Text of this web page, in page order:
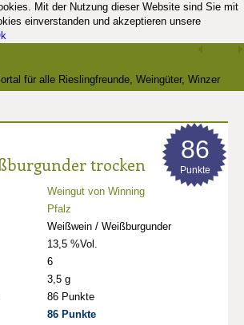
Mit der Nutzung dieser Website sind Sie mit
einverstanden und akzeptieren unsere
für alle Rieslingfreunde, Weingüter, Winzer
trocken
Weingut von Winning
Pfalz
Weißwein / Weißburgunder
13,5 %Vol.
6
3,5 g
86 Punkte
86 Punkte
86
Punkte